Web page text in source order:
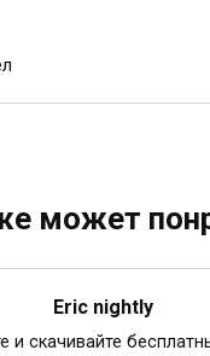
может
Eric nightly
и скачивайте